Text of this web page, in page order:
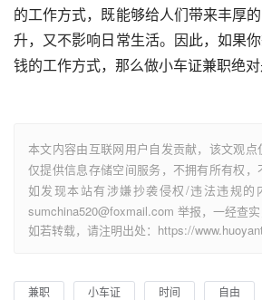
的工作方式，既能够给人们带来丰厚
升，又不影响日常生活。因此，如果
钱的工作方式，那么做小车证兼职绝对
本文内容由互联网用户自发贡献，该文观
仅提供信息存储空间服务，不拥有所有权，
如发现本站有涉嫌抄袭侵权/违法违规的
sumchina520@foxmail.com 举报，一经查实
如若转载，请注明出处：https://
兼职 小车证 时间 自由